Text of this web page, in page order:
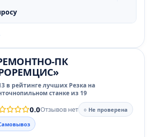
ПК
в рейтинге лучших Резка на
станке из 19
0.0Отзывов нет
○ Не проверена